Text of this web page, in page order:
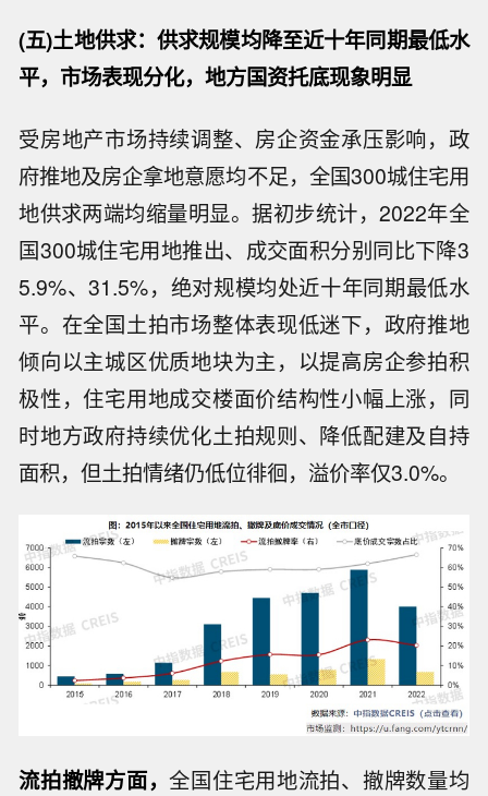
(五)土地供求：供求规模均降至近十年同期最低水
平，市场表现分化，地方国资托底现象明显
受房地产市场持续调整、房企资金承压影响，政
府推地及房企拿地意愿均不足，全国300城住宅用
地供求两端均缩量明显。据初步统计，2022年全
国300城住宅用地推出、成交面积分别同比下降3
5.9%、31.5%，绝对规模均处近十年同期最低水
平。在全国土拍市场整体表现低迷下，政府推地
倾向以主城区优质地块为主，以提高房企参拍积
极性，住宅用地成交楼面价结构性小幅上涨，同
时地方政府持续优化土拍规则、降低配建及自持
面积，但土拍情绪仍低位徘徊，溢价率仅3.0%。
流拍撤牌方面，全国住宅用地流拍、撤牌数量均